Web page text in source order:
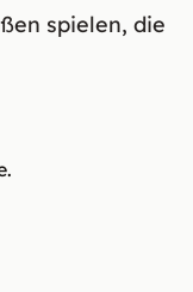
spielen, die